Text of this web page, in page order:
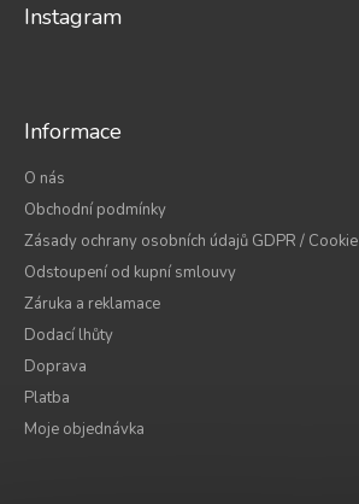
Instagram
Informace
O nás
Obchodní podmínky
Zásady ochrany osobních údajů GDPR / Cookie
Odstoupení od kupní smlouvy
Záruka a reklamace
Dodací lhůty
Doprava
Platba
Moje objednávka